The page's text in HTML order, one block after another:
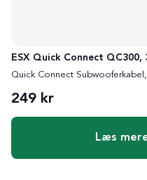
ESX Quick Connect QC300,
Quick Connect
249 kr
Læs